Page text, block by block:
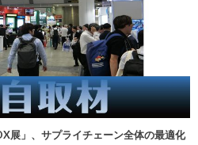
展」、サプライチェーン全体の最適化